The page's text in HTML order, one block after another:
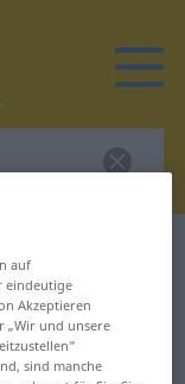
auf
eindeutige
Akzeptieren
„Wir und unsere
sind manche